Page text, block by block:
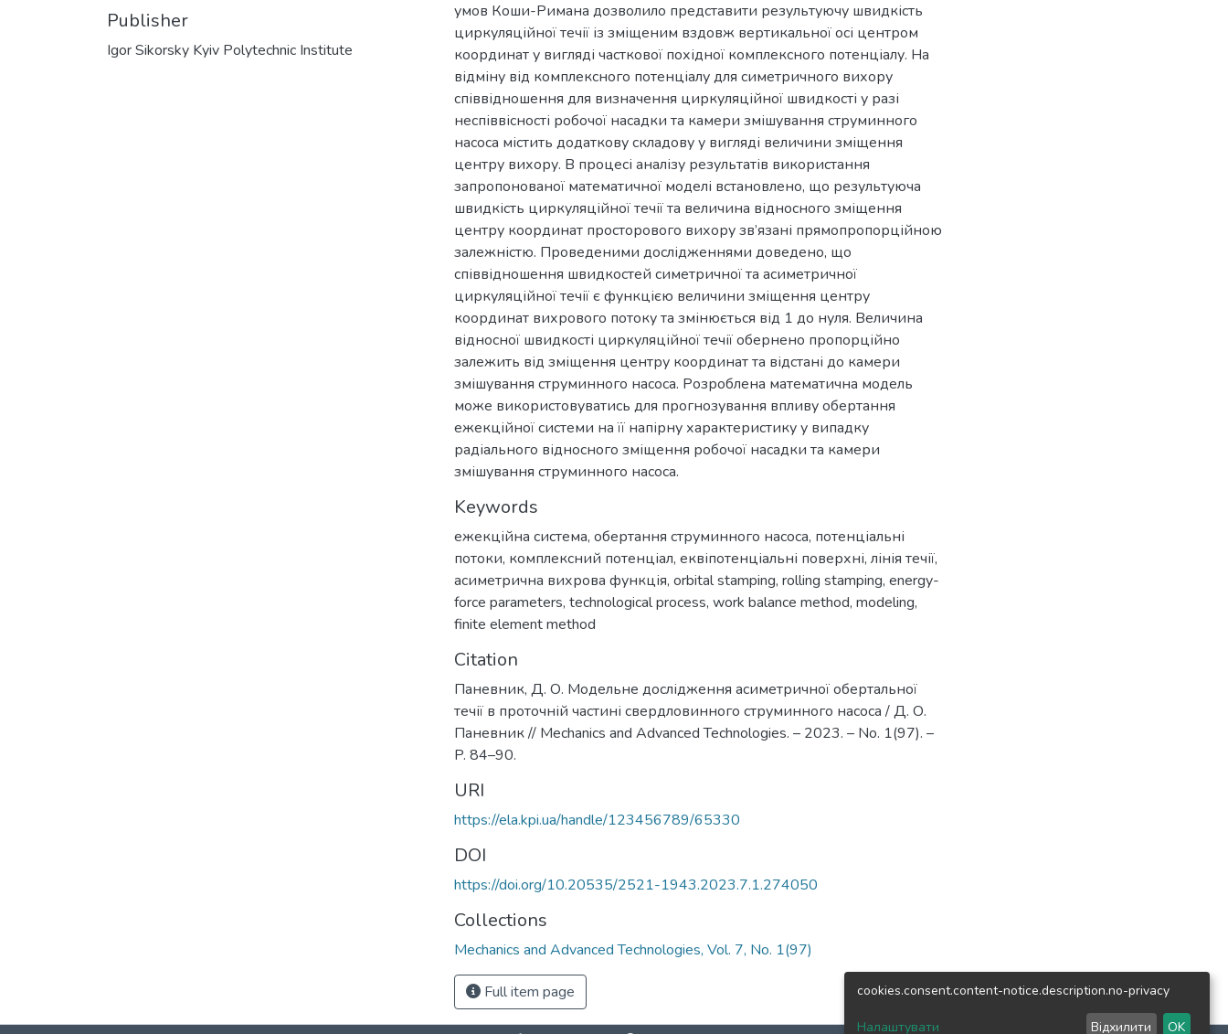
Publisher
Igor Sikorsky Kyiv Polytechnic Institute
умов Коши-Римана дозволило представити результуючу швидкість
циркуляційної течії із зміщеним вздовж вертикальної осі центром
координат у вигляді часткової похідної комплексного потенціалу. На
відміну від комплексного потенціалу для симетричного вихору
співвідношення для визначення циркуляційної швидкості у разі
неспіввісності робочої насадки та камери змішування струминного
насоса містить додаткову складову у вигляді величини зміщення
центру вихору. В процесі аналізу результатів використання
запропонованої математичної моделі встановлено, що результуюча
швидкість циркуляційної течії та величина відносного зміщення
центру координат просторового вихору зв’язані прямопропорційною
залежністю. Проведеними дослідженнями доведено, що
співвідношення швидкостей симетричної та асиметричної
циркуляційної течії є функцією величини зміщення центру
координат вихрового потоку та змінюється від 1 до нуля. Величина
відносної швидкості циркуляційної течії обернено пропорційно
залежить від зміщення центру координат та відстані до камери
змішування струминного насоса. Розроблена математична модель
може використовуватись для прогнозування впливу обертання
ежекційної системи на її напірну характеристику у випадку
радіального відносного зміщення робочої насадки та камери
змішування струминного насоса.
Keywords
ежекційна система, обертання струминного насоса, потенціальні
потоки, комплексний потенціал, еквіпотенціальні поверхні, лінія течії,
асиметрична вихрова функція, orbital stamping, rolling stamping, energy-
force parameters, technological process, work balance method, modeling,
finite element method
Citation
Паневник, Д. О. Модельне дослідження асиметричної обертальної
течії в проточній частині свердловинного струминного насоса / Д. О.
Паневник // Mechanics and Advanced Technologies. – 2023. – No. 1(97). –
P. 84–90.
URI
https://ela.kpi.ua/handle/123456789/65330
DOI
https://doi.org/10.20535/2521-1943.2023.7.1.274050
Collections
Mechanics and Advanced Technologies, Vol. 7, No. 1(97)
Full item page cookies.consent.content-notice.description.no-privacy
Налаштувати Відхилити OK